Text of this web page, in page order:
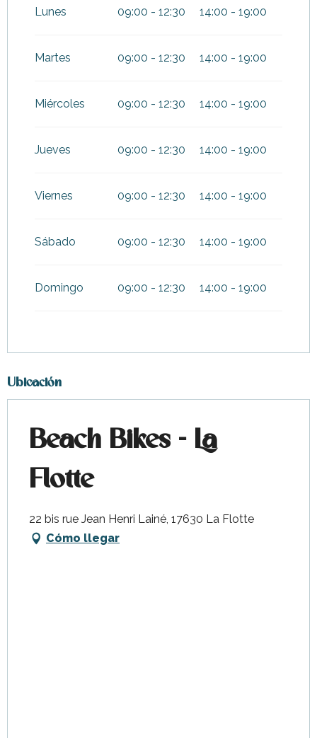
2026
Lunes 09:00 - 12:30 14:00 - 19:00
Martes 09:00 - 12:30 14:00 - 19:00
Miércoles 09:00 - 12:30 14:00 - 19:00
Jueves 09:00 - 12:30 14:00 - 19:00
Viernes 09:00 - 12:30 14:00 - 19:00
Sábado 09:00 - 12:30 14:00 - 19:00
Domingo 09:00 - 12:30 14:00 - 19:00
Ubicación
Beach Bikes - La
Flotte
22 bis rue Jean Henri Lainé, 17630 La Flotte
Cómo llegar